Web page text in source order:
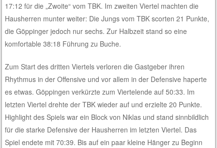
17:12 für die „Zwoite“ vom TBK. Im zweiten Viertel machten die
Hausherren munter weiter: Die Jungs vom TBK scorten 21 Punkte,
die Göppinger jedoch nur sechs. Zur Halbzeit stand so eine
komfortable 38:18 Führung zu Buche.
Zum Start des dritten Viertels verloren die Gastgeber ihren
Rhythmus in der Offensive und vor allem in der Defensive haperte
es etwas. Göppingen verkürzte zum Viertelende auf 50:33. Im
letzten Viertel drehte der TBK wieder auf und erzielte 20 Punkte.
Highlight des Spiels war ein Block von Niklas und stand sinnbildlich
für die starke Defensive der Hausherren im letzten Viertel. Das
Spiel endete mit 70:39. Bis auf ein paar kleine Hänger zu Beginn